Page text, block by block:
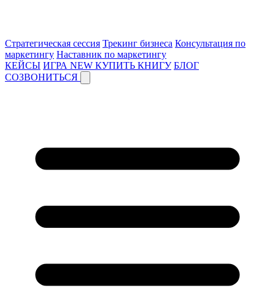
Стратегическая сессия Трекинг бизнеса Консультация по
маркетингу Наставник по маркетингу
КЕЙСЫ ИГРА NEW КУПИТЬ КНИГУ БЛОГ
СОЗВОНИТЬСЯ